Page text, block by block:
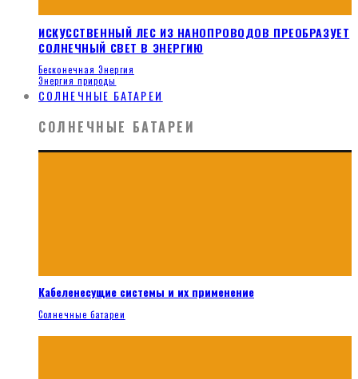
ИСКУССТВЕННЫЙ ЛЕС ИЗ НАНОПРОВОДОВ ПРЕОБРАЗУЕТ
СОЛНЕЧНЫЙ СВЕТ В ЭНЕРГИЮ
Бесконечная Энергия
Энергия природы
СОЛНЕЧНЫЕ БАТАРЕИ
СОЛНЕЧНЫЕ БАТАРЕИ
Кабеленесущие системы и их применение
Солнечные батареи